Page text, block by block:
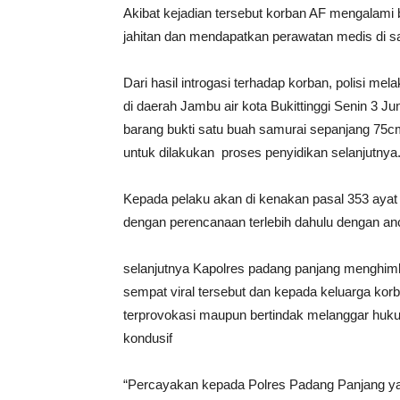
Akibat kejadian tersebut korban AF
jahitan dan mendapatkan perawatan medis di
Dari hasil introgasi terhadap korban, polisi
di daerah Jambu air kota Bukittinggi Senin 3
barang bukti satu buah samurai sepanjang
untuk dilakukan proses penyidikan selanjutnya.
Kepada pelaku akan di kenakan pasal 353
dengan perencanaan terlebih dahulu dengan
selanjutnya Kapolres padang panjang
sempat viral tersebut dan kepada keluarga
terprovokasi maupun bertindak melanggar
kondusif
“Percayakan kepada Polres Padang Panjang